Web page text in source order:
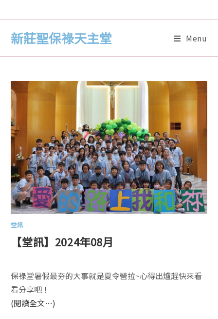
新莊聖保祿天主堂 Menu
堂訊
【堂訊】2024年08月
保祿堂暑假最夯的大事就是夏令營拉~心得出爐趕快來看
看分享吧！
(閱讀全文…)